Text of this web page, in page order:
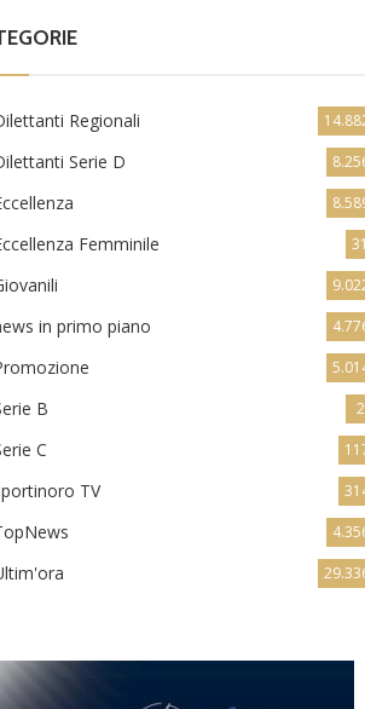
Regionali
Serie D
Femminile 31
in primo piano
B 2
C
TV